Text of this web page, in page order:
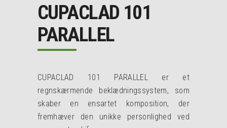
CUPACLAD 101
PARALLEL
CUPACLAD 101 PARALLEL er et
regnskærmende beklædningssystem, som
skaber en ensartet komposition, der
fremhæver den unikke personlighed ved